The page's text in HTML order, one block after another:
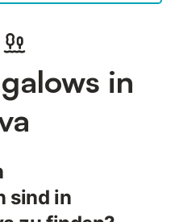
in
sind in